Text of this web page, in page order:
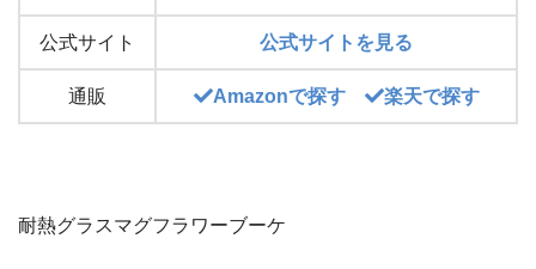
公式サイト 公式サイトを見る
通販 Amazonで探す 楽天で探す
耐熱グラスマグフラワーブーケ